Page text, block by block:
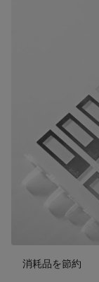
消耗品を節約